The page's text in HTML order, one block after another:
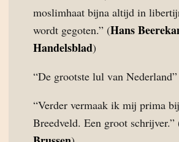
moslimhaat bijna altijd in
wordt gegoten.” (Hans
Handelsblad)
“De grootste lul van
“Verder vermaak ik mij prima
Breedveld. Een groot schrijver.”